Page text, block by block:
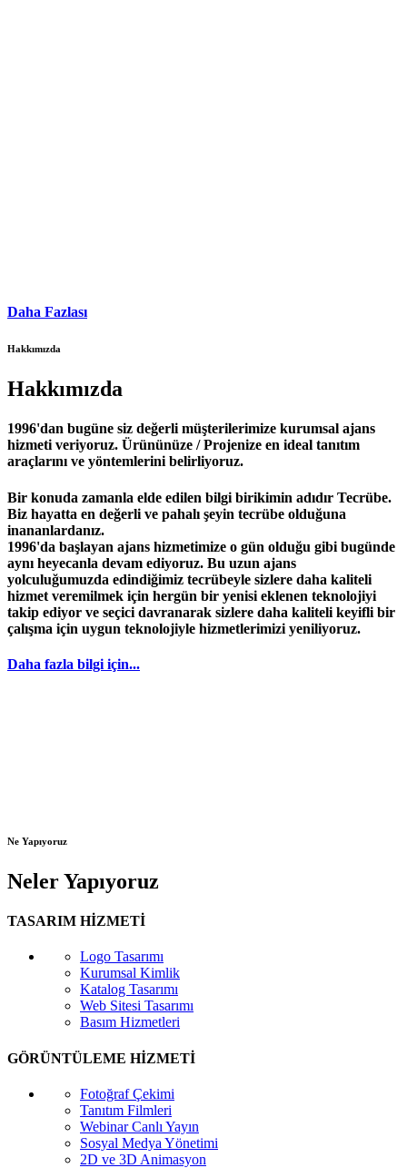
Daha Fazlası
Hakkımızda
Hakkımızda
1996'dan bugüne siz değerli müşterilerimize kurumsal ajans
hizmeti veriyoruz. Ürününüze / Projenize en ideal tanıtım
araçlarını ve yöntemlerini belirliyoruz.
Bir konuda zamanla elde edilen bilgi birikimin adıdır Tecrübe.
Biz hayatta en değerli ve pahalı şeyin tecrübe olduğuna
inananlardanız.
1996'da başlayan ajans hizmetimize o gün olduğu gibi bugünde
aynı heyecanla devam ediyoruz. Bu uzun ajans
yolculuğumuzda edindiğimiz tecrübeyle sizlere daha kaliteli
hizmet veremilmek için hergün bir yenisi eklenen teknolojiyi
takip ediyor ve seçici davranarak sizlere daha kaliteli keyifli bir
çalışma için uygun teknolojiyle hizmetlerimizi yeniliyoruz.
Daha fazla bilgi için...
Ne Yapıyoruz
Neler Yapıyoruz
TASARIM HİZMETİ
Logo Tasarımı
Kurumsal Kimlik
Katalog Tasarımı
Web Sitesi Tasarımı
Basım Hizmetleri
GÖRÜNTÜLEME HİZMETİ
Fotoğraf Çekimi
Tanıtım Filmleri
Webinar Canlı Yayın
Sosyal Medya Yönetimi
2D ve 3D Animasyon